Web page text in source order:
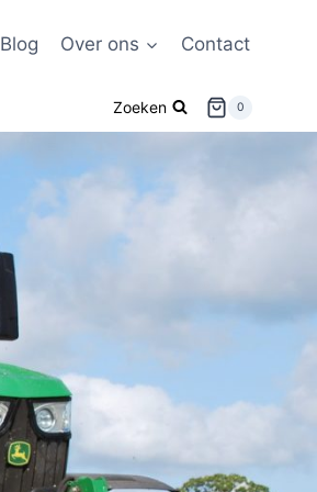
Blog Over ons Contact
Zoeken 0